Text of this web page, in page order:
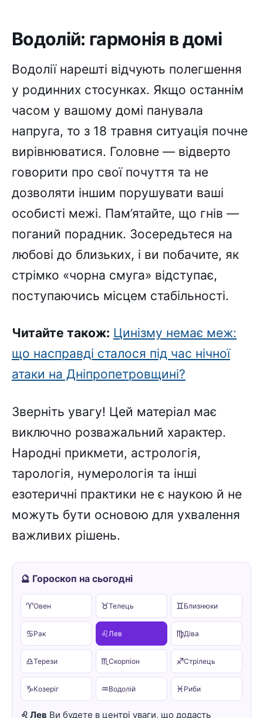
Водолій: гармонія в домі
Водолії нарешті відчують полегшення
у родинних стосунках. Якщо останнім
часом у вашому домі панувала
напруга, то з 18 травня ситуація почне
вирівнюватися. Головне — відверто
говорити про свої почуття та не
дозволяти іншим порушувати ваші
особисті межі. Пам’ятайте, що гнів —
поганий порадник. Зосередьтеся на
любові до близьких, і ви побачите, як
стрімко «чорна смуга» відступає,
поступаючись місцем стабільності.
Читайте також: Цинізму немає меж:
що насправді сталося під час нічної
атаки на Дніпропетровщині?
Зверніть увагу! Цей матеріал має
виключно розважальний характер.
Народні прикмети, астрологія,
тарологія, нумерологія та інші
езотеричні практики не є наукою й не
можуть бути основою для ухвалення
важливих рішень.
🔮 Гороскоп на сьогодні
♈Овен ♉Телець ♊Близнюки
♋Рак ♌ Лев ♍Діва
♎Терези ♏Скорпіон ♐Стрілець
♑Козеріг ♒Водолій ♓ Риби
♌ Лев Ви будете в центрі уваги, що додасть